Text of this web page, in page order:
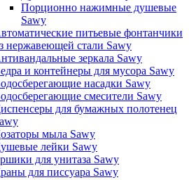
Порционно нажимные душевые
Sawy
питьевые фонтанчики
нержавеющей стали Sawy
зеркала Sawy
и контейнеры для мусора Sawy
насадки Sawy
смесители Sawy
для бумажных полотенец
мыла Sawy
лейки Sawy
для унитаза Sawy
для писсуара Sawy